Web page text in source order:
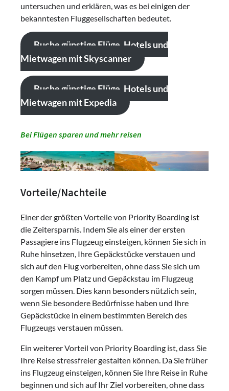
untersuchen und erklären, was es bei einigen der
bekanntesten Fluggesellschaften bedeutet.
Buche günstige Flüge, Hotels und
Mietwagen mit Skyscanner
Buche günstige Flüge, Hotels und
Mietwagen mit Expedia
Bei Flügen sparen und mehr reisen
Vorteile/Nachteile
Einer der größten Vorteile von Priority Boarding ist
die Zeitersparnis. Indem Sie als einer der ersten
Passagiere ins Flugzeug einsteigen, können Sie sich in
Ruhe hinsetzen, Ihre Gepäckstücke verstauen und
sich auf den Flug vorbereiten, ohne dass Sie sich um
den Kampf um Platz und Gepäckstau im Flugzeug
sorgen müssen. Dies kann besonders nützlich sein,
wenn Sie besondere Bedürfnisse haben und Ihre
Gepäckstücke in einem bestimmten Bereich des
Flugzeugs verstauen müssen.
Ein weiterer Vorteil von Priority Boarding ist, dass Sie
Ihre Reise stressfreier gestalten können. Da Sie früher
ins Flugzeug einsteigen, können Sie Ihre Reise in Ruhe
beginnen und sich auf Ihr Ziel vorbereiten, ohne dass